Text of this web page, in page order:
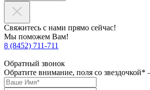
Свяжитесь с нами прямо сейчас!
Мы поможем Вам!
8 (8452) 711-711
Обратный звонок
Обратите внимание, поля со звездочкой*